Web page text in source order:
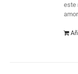
este